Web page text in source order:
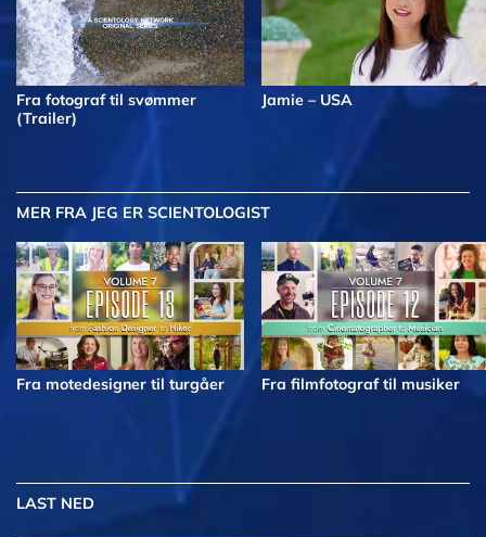
Fra fotograf til svømmer
(Trailer)
Jamie – USA
MER FRA JEG ER SCIENTOLOGIST
Fra motedesigner til turgåer Fra filmfotograf til musiker
LAST NED